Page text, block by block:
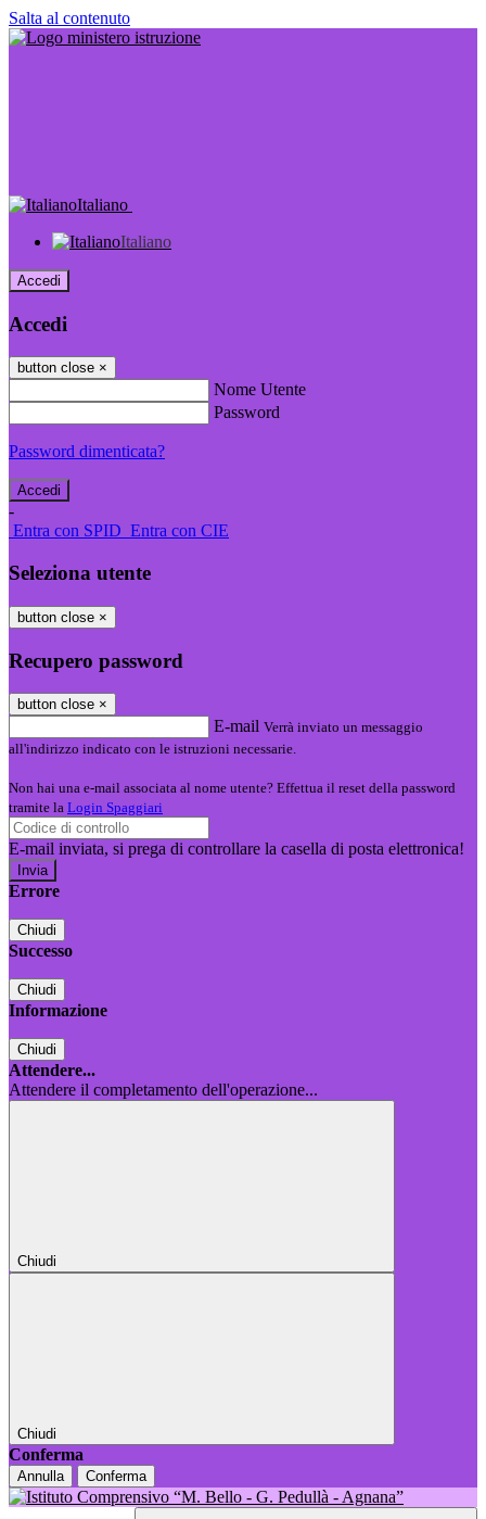
Salta al contenuto
Italiano
Italiano
Accedi
Accedi
button close ×
Nome Utente
Password
Password dimenticata?
-
Entra con SPID Entra con CIE
Seleziona utente
button close ×
Recupero password
button close ×
E-mail Verrà inviato un messaggio
all'indirizzo indicato con le istruzioni necessarie.
Non hai una e-mail associata al nome utente? Effettua il reset della password
tramite la Login Spaggiari
E-mail inviata, si prega di controllare la casella di posta elettronica!
Errore
Chiudi
Successo
Chiudi
Informazione
Chiudi
Attendere...
Attendere il completamento dell'operazione...
Chiudi
Chiudi
Conferma
Annulla Conferma